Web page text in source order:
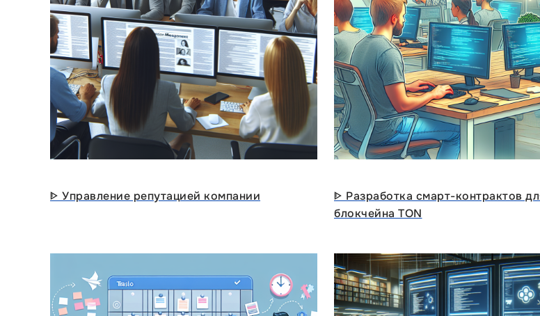
ᐈ Управление репутацией компании
ᐈ Разработка смарт-контрактов
блокчейна TON